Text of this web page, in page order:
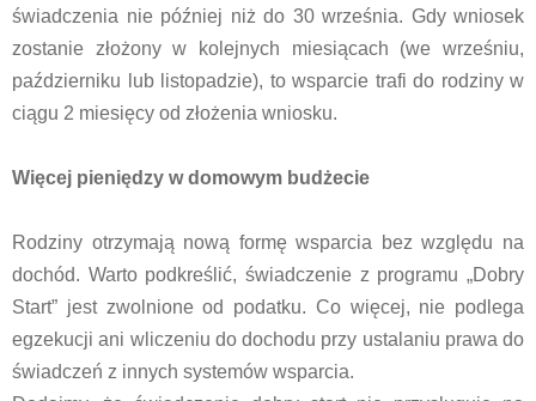
świadczenia nie później niż do 30 września. Gdy wniosek
zostanie złożony w kolejnych miesiącach (we wrześniu,
październiku lub listopadzie), to wsparcie trafi do rodziny w
ciągu 2 miesięcy od złożenia wniosku.
Więcej pieniędzy w domowym budżecie
Rodziny otrzymają nową formę wsparcia bez względu na
dochód. Warto podkreślić, świadczenie z programu „Dobry
Start” jest zwolnione od podatku. Co więcej, nie podlega
egzekucji ani wliczeniu do dochodu przy ustalaniu prawa do
świadczeń z innych systemów wsparcia.